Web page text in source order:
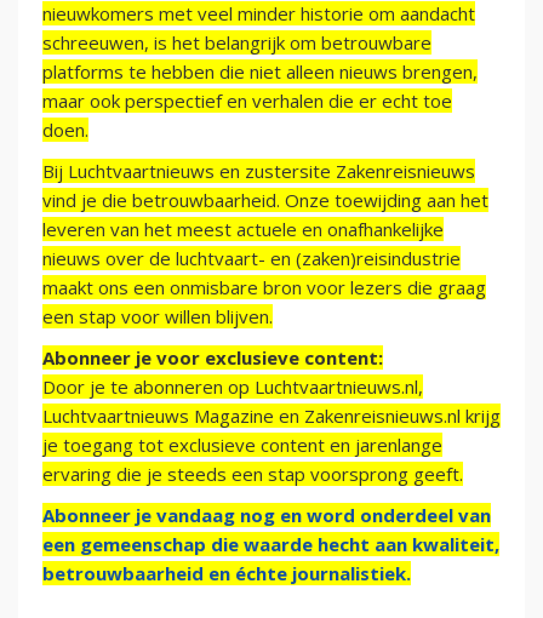
nieuwkomers met veel minder historie om aandacht
schreeuwen, is het belangrijk om betrouwbare
platforms te hebben die niet alleen nieuws brengen,
maar ook perspectief en verhalen die er echt toe
doen.
Bij Luchtvaartnieuws en zustersite Zakenreisnieuws
vind je die betrouwbaarheid. Onze toewijding aan het
leveren van het meest actuele en onafhankelijke
nieuws over de luchtvaart- en (zaken)reisindustrie
maakt ons een onmisbare bron voor lezers die graag
een stap voor willen blijven.
Abonneer je voor exclusieve content:
Door je te abonneren op Luchtvaartnieuws.nl,
Luchtvaartnieuws Magazine en Zakenreisnieuws.nl krijg
je toegang tot exclusieve content en jarenlange
ervaring die je steeds een stap voorsprong geeft.
Abonneer je vandaag nog en word onderdeel van
een gemeenschap die waarde hecht aan kwaliteit,
betrouwbaarheid en échte journalistiek.